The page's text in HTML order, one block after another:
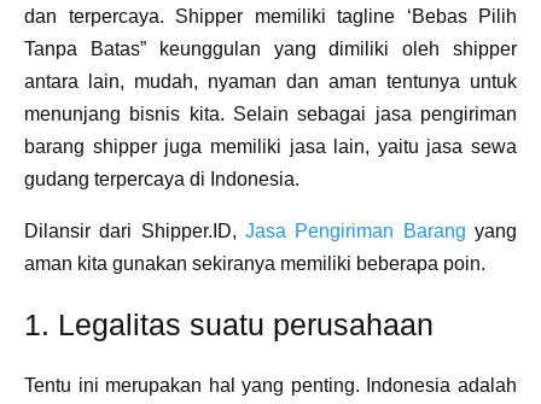
dan terpercaya. Shipper memiliki tagline ‘Bebas Pilih
Tanpa Batas” keunggulan yang dimiliki oleh shipper
antara lain, mudah, nyaman dan aman tentunya untuk
menunjang bisnis kita. Selain sebagai jasa pengiriman
barang shipper juga memiliki jasa lain, yaitu jasa sewa
gudang terpercaya di Indonesia.
Dilansir dari Shipper.ID, Jasa Pengiriman Barang yang
aman kita gunakan sekiranya memiliki beberapa poin.
1. Legalitas suatu perusahaan
Tentu ini merupakan hal yang penting. Indonesia adalah